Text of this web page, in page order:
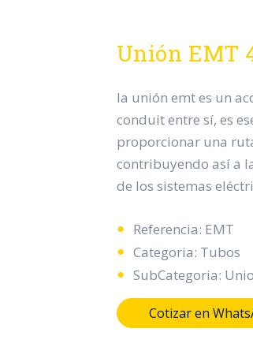
Unión EMT
la unión emt es un
conduit entre sí, es
proporcionar una
contribuyendo así a
de los sistemas
Referencia: EMT
Categoria: Tubos
SubCategoria:
Cotizar en